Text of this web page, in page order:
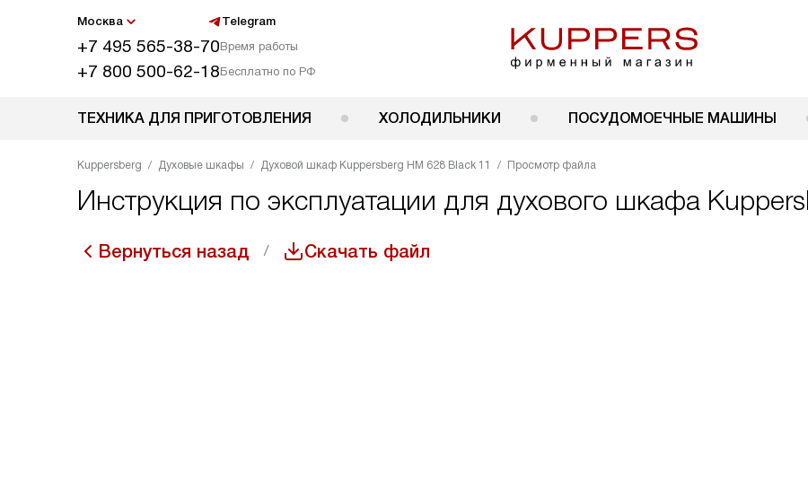
Москва Telegram
+7 495 565-38-70Время работы
+7 800 500-62-18Бесплатно по РФ
ТЕХНИКА ДЛЯ ПРИГОТОВЛЕНИЯ ХОЛОДИЛЬНИКИ ПОСУДОМОЕЧНЫЕ МАШИНЫ
Kuppersberg Духовые шкафы Духовой шкаф Kuppersberg HM 628 Black 11 Просмотр файла
Инструкция по эксплуатации для духового шкафа
Вернуться назад Скачать файл